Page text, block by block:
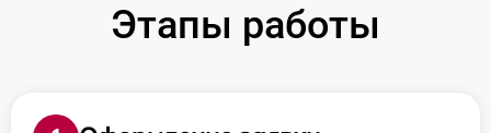
Этапы работы